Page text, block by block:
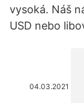
vysoká. Náš
USD nebo
04.03.2021